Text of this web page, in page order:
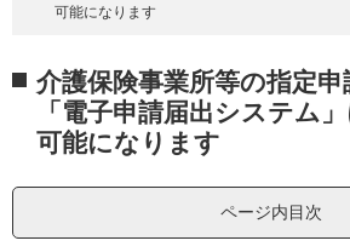
可能になります
文 介護保険事業所等の指定申
「電子申請届出システム
可能になります
ページ内目次